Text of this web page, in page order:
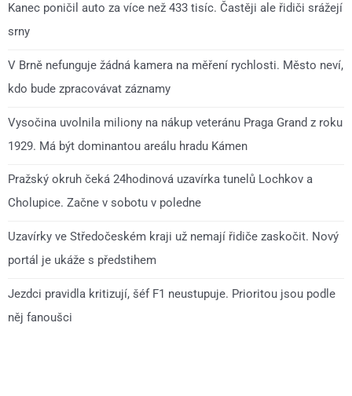
Kanec poničil auto za více než 433 tisíc. Častěji ale řidiči srážejí
srny
V Brně nefunguje žádná kamera na měření rychlosti. Město neví,
kdo bude zpracovávat záznamy
Vysočina uvolnila miliony na nákup veteránu Praga Grand z roku
1929. Má být dominantou areálu hradu Kámen
Pražský okruh čeká 24hodinová uzavírka tunelů Lochkov a
Cholupice. Začne v sobotu v poledne
Uzavírky ve Středočeském kraji už nemají řidiče zaskočit. Nový
portál je ukáže s předstihem
Jezdci pravidla kritizují, šéf F1 neustupuje. Prioritou jsou podle
něj fanoušci